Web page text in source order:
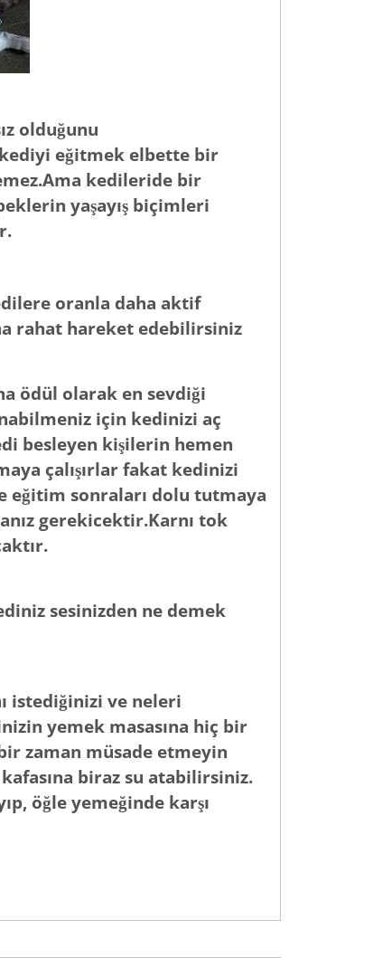
olduğunu
eğitmek elbette bir
kedileride bir
yaşayış biçimleri
oranla daha aktif
rahat hareket edebilirsiniz
ödül olarak en sevdiği
için kedinizi aç
besleyen kişilerin hemen
çalışırlar fakat kedinizi
eğitim sonraları dolu tutmaya
gerekicektir.Karnı tok
sesinizden ne demek
istediğinizi ve neleri
yemek masasına hiç bir
zaman müsade etmeyin
biraz su atabilirsiniz.
öğle yemeğinde karşı